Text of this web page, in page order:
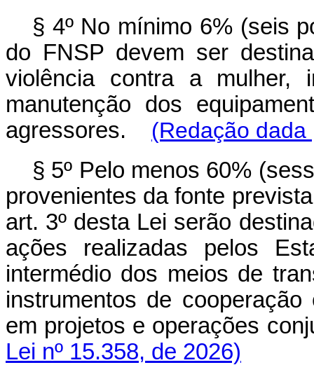
§ 4º No mínimo 6% (seis
do FNSP devem ser
violência contra a mulher,
manutenção dos
agressores.
(Redação
§ 5º Pelo menos 60%
provenientes da fonte
art. 3º desta Lei serão
ações realizadas pelos
intermédio dos meios de
instrumentos de
em projetos e operações
Lei nº 15.358, de 2026)